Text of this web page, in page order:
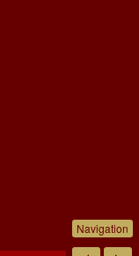
Navigation